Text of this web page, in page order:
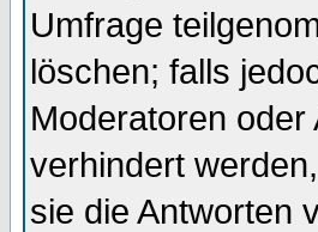
Umfrage
löschen; falls
Moderatoren
verhindert
sie die Antworten